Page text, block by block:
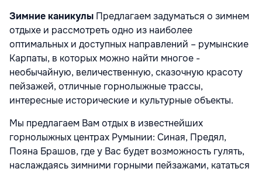
Зимние каникулы Предлагаем задуматься о зимнем
отдыхе и рассмотреть одно из наиболее
оптимальных и доступных направлений – румынские
Карпаты, в которых можно найти многое -
необычайную, величественную, сказочную красоту
пейзажей, отличные горнолыжные трассы,
интересные исторические и культурные объекты.
Мы предлагаем Вам отдых в известнейших
горнолыжных центрах Румынии: Синая, Предял,
Пояна Брашов, где у Вас будет возможность гулять,
наслаждаясь зимними горными пейзажами, кататься